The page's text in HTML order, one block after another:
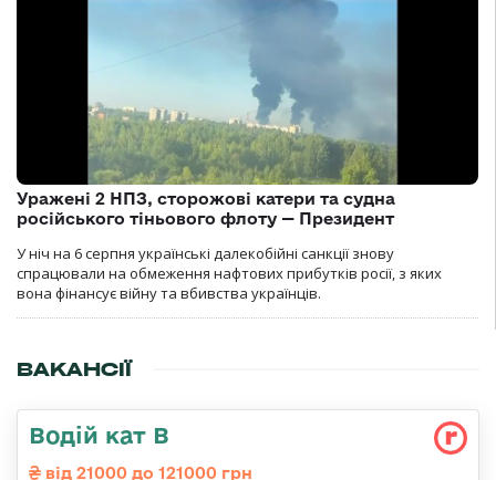
Уражені 2 НПЗ, сторожові катери та судна
російського тіньового флоту — Президент
У ніч на 6 серпня українські далекобійні санкції знову
спрацювали на обмеження нафтових прибутків росії, з яких
вона фінансує війну та вбивства українців.
ВАКАНСІЇ
Водій кат В
від 21000 до 121000 грн